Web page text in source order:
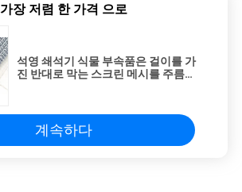
가장 저렴 한 가격 으로
석영 쇄석기 식물 부속품은 걸이를 가
진 반대로 막는 스크린 메시를 주름을
계속하다